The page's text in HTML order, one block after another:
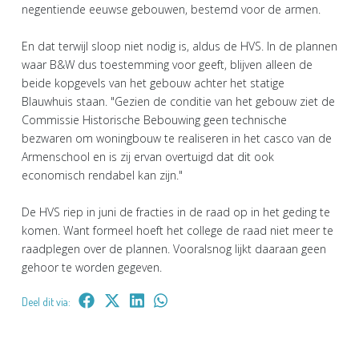
negentiende eeuwse gebouwen, bestemd voor de armen.
En dat terwijl sloop niet nodig is, aldus de HVS. In de plannen
waar B&W dus toestemming voor geeft, blijven alleen de
beide kopgevels van het gebouw achter het statige
Blauwhuis staan. "Gezien de conditie van het gebouw ziet de
Commissie Historische Bebouwing geen technische
bezwaren om woningbouw te realiseren in het casco van de
Armenschool en is zij ervan overtuigd dat dit ook
economisch rendabel kan zijn."
De HVS riep in juni de fracties in de raad op in het geding te
komen. Want formeel hoeft het college de raad niet meer te
raadplegen over de plannen. Vooralsnog lijkt daaraan geen
gehoor te worden gegeven.
Deel dit via: